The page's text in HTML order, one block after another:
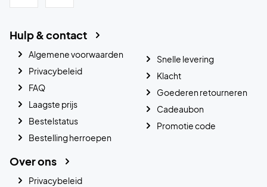
Hulp & contact
Algemene voorwaarden
Privacybeleid
FAQ
Laagste prijs
Bestelstatus
Bestelling herroepen
Snelle levering
Klacht
Goederen retourneren
Cadeaubon
Promotie code
Over ons
Privacybeleid